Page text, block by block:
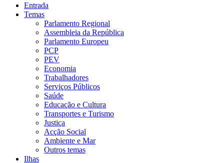
Entrada
Temas
Parlamento Regional
Assembleia da República
Parlamento Europeu
PCP
PEV
Economia
Trabalhadores
Serviços Públicos
Saúde
Educação e Cultura
Transportes e Turismo
Justiça
Acção Social
Ambiente e Mar
Outros temas
Ilhas